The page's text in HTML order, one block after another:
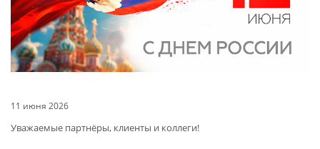
11 июня 2026
Уважаемые партнёры, клиенты и коллеги!